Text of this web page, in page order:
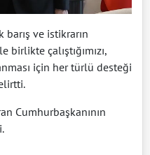
ve istikrarın
çalıştığımızı,
için her türlü desteği
Cumhurbaşkanının